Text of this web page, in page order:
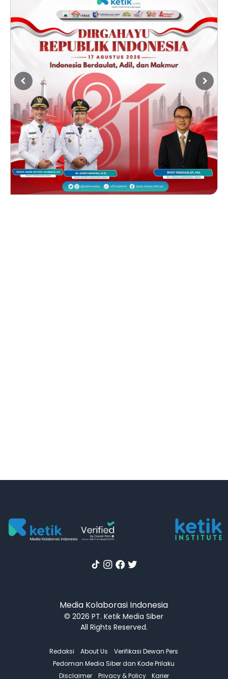
Media Kolaborasi Indonesia
© 2026 PT. Ketik Media Siber
All Rights Reserved.
Redaksi About Us
Verifikasi Dewan Pers
Pedoman Media Siber dan Kode Prilaku
Disclaimer
Privacy & Policy Karier